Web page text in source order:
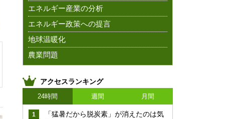
エネルギー産業の分析
エネルギー政策への提言
地球温暖化
農業問題
アクセスランキング
24時間 週間 月間
「猛暑だから脱炭素」が消えたのは気